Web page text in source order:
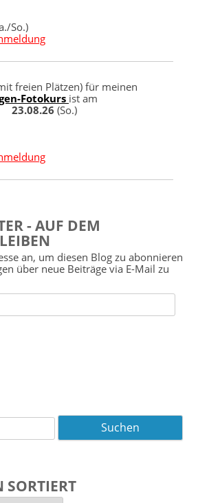
So.)
freien Plätzen) für meinen
Fotokurs ist am
23.08.26 (So.)
- AUF DEM
an, um diesen Blog zu abonnieren
über neue Beiträge via E-Mail zu
SORTIERT